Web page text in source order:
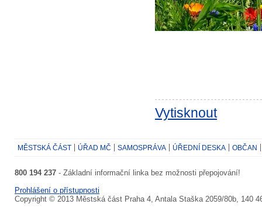
Vytisknout
MĚSTSKÁ ČÁST ÚŘAD MČ SAMOSPRÁVA ÚŘEDNÍ DESKA OBČAN
800 194 237 - Základní informační linka bez možnosti přepojování!
Prohlášení o přístupnosti
Copyright © 2013 Městská část Praha 4, Antala Staška 2059/80b, 140